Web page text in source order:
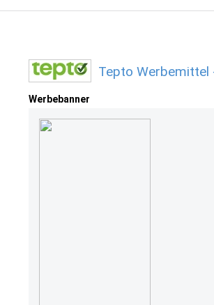
Tepto Werbemittel
Werbebanner